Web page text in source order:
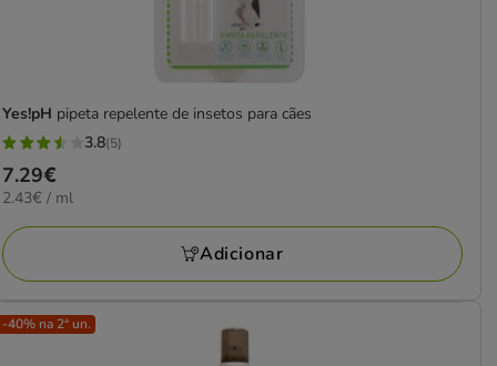
Yes!pH pipeta repelente de insetos para cães
3.8
estrelas
com
5
avaliações
3.8(5)
Preço
7.29€
7.29€
2.43€
ML
2.43€ / ml
Adicionar
-40% na 2ª un.